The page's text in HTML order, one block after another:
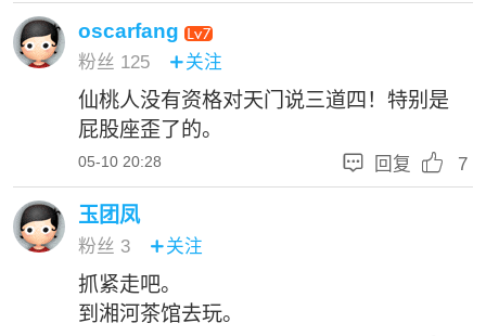
oscarfang
粉丝 125 关注
仙桃人没有资格对天门说三道四！特别是
屁股座歪了的。
05-10 20:28  回复  7
玉团凤
粉丝 3 关注
抓紧走吧。
到湘河茶馆去玩。